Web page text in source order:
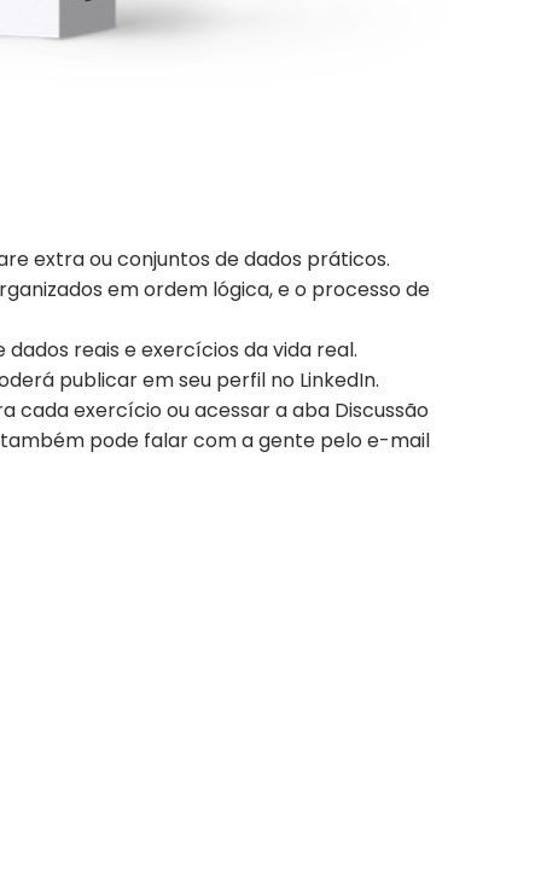
extra ou conjuntos de dados práticos.
em ordem lógica, e o processo de
reais e exercícios da vida real.
publicar em seu perfil no LinkedIn.
cada exercício ou acessar a aba Discussão
pode falar com a gente pelo e-mail